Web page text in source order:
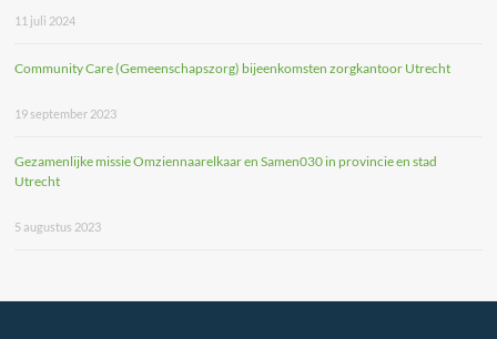
11 juli 2024
Community Care (Gemeenschapszorg) bijeenkomsten zorgkantoor Utrecht
19 september 2023
Gezamenlijke missie Omziennaarelkaar en Samen030 in provincie en stad
Utrecht
5 augustus 2023